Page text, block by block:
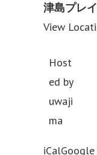
中
学
津島プレ
View
Host
ed by
uwaji
ma
iCal